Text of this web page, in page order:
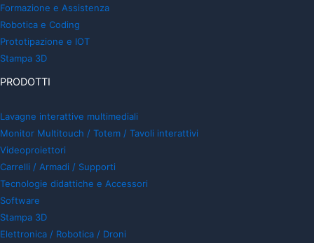
Formazione e Assistenza
Robotica e Coding
Prototipazione e IOT
Stampa 3D
PRODOTTI
Lavagne interattive multimediali
Monitor Multitouch / Totem / Tavoli interattivi
Videoproiettori
Carrelli / Armadi / Supporti
Tecnologie didattiche e Accessori
Software
Stampa 3D
Elettronica / Robotica / Droni